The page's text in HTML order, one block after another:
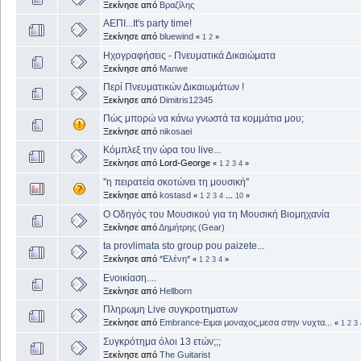
Ξεκίνησε από Βραζίλης
ΑΕΠΙ...It's party time!
Ξεκίνησε από bluewind « 1 2 »
Ηχογραφήσεις - Πνευματικά Δικαιώματα
Ξεκίνησε από Manwe
Περί Πνευματικών Δικαιωμάτων !
Ξεκίνησε από Dimitris12345
Πώς μπορώ να κάνω γνωστά τα κομμάτια μου;
Ξεκίνησε από nikosaei
Κόμπλεξ την ώρα του live...
Ξεκίνησε από Lord-George « 1 2 3 4 »
''η πειρατεία σκοτώνει τη μουσική''
Ξεκίνησε από kostasd « 1 2 3 4 10 »
Ο Οδηγός του Μουσικού για τη Μουσική Βιομηχανία
Ξεκίνησε απόΔημήτρης (Gear)
ta provlimata sto group pou paizete...
Ξεκίνησε από *Ελένη* « 1 2 3 4 »
Ενοικίαση....
Ξεκίνησε από Hellborn
Πληρωμη Live συγκροτηματων
Ξεκίνησε από Embrance-Ειμαι μοναχος,μεσα στην νυχτα... « 1 2 3
Συγκρότημα όλοι 13 ετών;;;
Ξεκίνησε από The Guitarist